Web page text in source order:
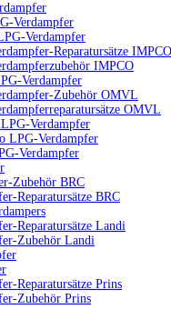
Verdampfer
Verdampfer
Reparatursätze IMPCO
IMPCO
Verdampfer
Zubehör OMVL
OMVL
Verdampfer
LPG-Verdampfer
Verdampfer
Zubehör BRC
Reparatursätze BRC
Reparatursätze Landi
Zubehör Landi
Reparatursätze Prins
Zubehör Prins